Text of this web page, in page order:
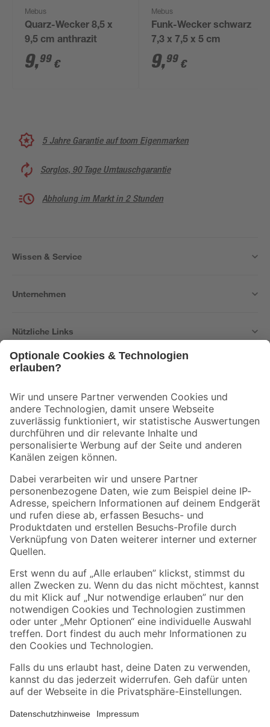
Mebus
Quarz-Wecker 8,5 x
9,5 cm anthrazit
9,99 €
Mebus
Funk-Wecker schwarz
7,3 x 7,5 x 5 cm
9,99 €
5 Jahre Garantie auf toom Eigenmarken
Sorglos, 90 Tage Umtauschgarantie
Abholung im Markt in 2 Stunden
Wissen & Service
Unternehmen
Nützliche Links
Der toom Newsletter: Keine Angebote und Aktionen mehr verpassen!
Zur Newsletter Anmeldung
Folge uns
Zahlungsarten Versandarten
Sicher einkaufen
Jetzt die toom-App herunterladen
Alle Preisangaben in EUR inkl. gesetzl. MwSt.. Die dargestellten Angebote sind unter
Umständen nicht in allen Märkten verfügbar. Die angegebenen Verfügbarkeiten beziehen
Produkte nur solange der Vorrat reicht.
*Paketversand ab 59 € versandkostenfrei, gilt nicht für Artikel mit Speditionsversand, hier